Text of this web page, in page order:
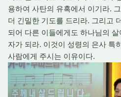
용하여 사탄의 유혹에서 이기라.
더 긴밀한 기도를 드리라. 그리고
되어 다른 이들에게도 하나님의
자가 되라. 이것이 성령의 은사 특
사람에게 주시는 이유이다.